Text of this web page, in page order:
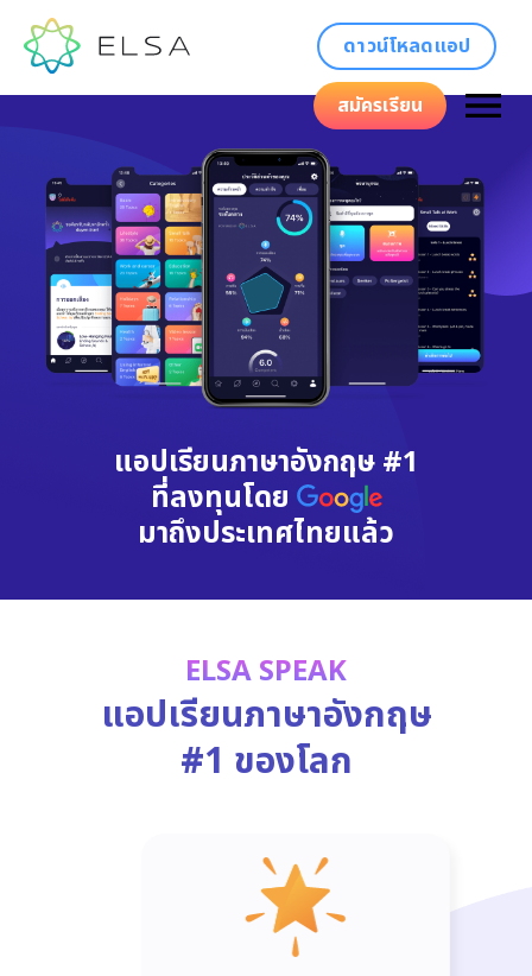
ดาวน์โหลดแอป
สมัครเรียน
แอปเรียนภาษาอังกฤษ #1
ที่ลงทุนโดย
มาถึงประเทศไทยแล้ว
ELSA SPEAK
แอปเรียนภาษาอังกฤษ
#1 ของโลก